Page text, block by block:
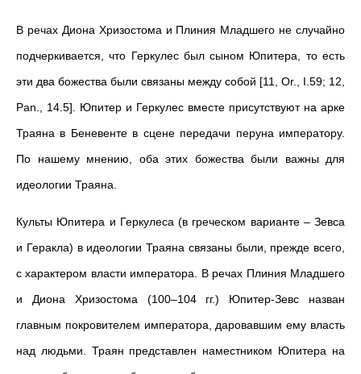
В речах Диона Хризостома и Плиния Младшего не случайно
подчеркивается, что Геркулес был сыном Юпитера, то есть
эти два божества были связаны между собой [11, Or., I.59; 12,
Pan., 14.5]. Юпитер и Геркулес вместе присутствуют на арке
Траяна в Беневенте в сцене передачи перуна императору.
По нашему мнению, оба этих божества были важны для
идеологии Траяна.
Культы Юпитера и Геркулеса (в греческом варианте – Зевса
и Геракла) в идеологии Траяна связаны были, прежде всего,
с характером власти императора. В речах Плиния Младшего
и Диона Хризостома (100–104 гг.) Юпитер-Зевс назван
главным покровителем императора, даровавшим ему власть
над людьми. Траян представлен наместником Юпитера на